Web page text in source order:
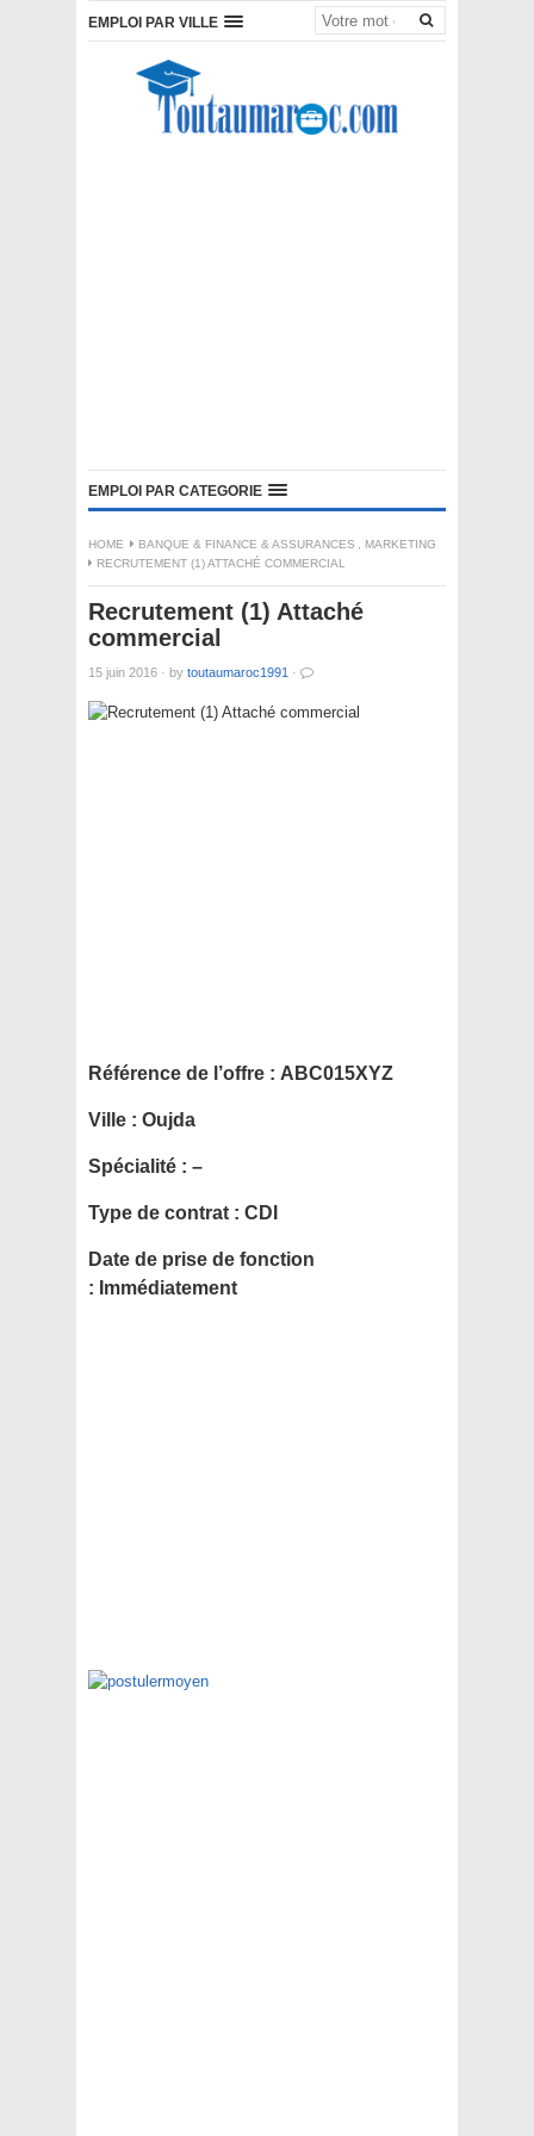
EMPLOI PAR VILLE
EMPLOI PAR CATEGORIE
HOME BANQUE & FINANCE & ASSURANCES , MARKETING
RECRUTEMENT (1) ATTACHÉ COMMERCIAL
Recrutement (1) Attaché
commercial
15 juin 2016 · by toutaumaroc1991 ·
Référence de l’offre : ABC015XYZ
Ville : Oujda
Spécialité : –
Type de contrat : CDI
Date de prise de fonction
: Immédiatement